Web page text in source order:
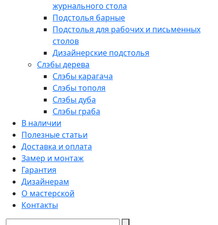
журнального стола
Подстолья барные
Подстолья для рабочих и письменных
столов
Дизайнерские подстолья
Слэбы дерева
Слэбы карагача
Слэбы тополя
Слэбы дуба
Слэбы граба
В наличии
Полезные статьи
Доставка и оплата
Замер и монтаж
Гарантия
Дизайнерам
О мастерской
Контакты